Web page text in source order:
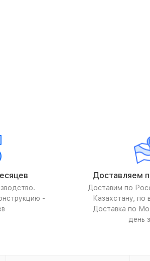
-
Доставляем
Доставим по
Казахстану, по
Доставка по
день